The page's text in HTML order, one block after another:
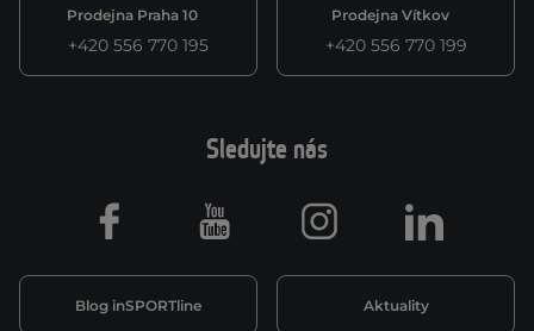
Prodejna Praha 10
+420 556 770 195
Prodejna Vítkov
+420 556 770 199
Sledujte nás
Blog inSPORTline Aktuality
Facebook Youtube Instagram LinkedIn